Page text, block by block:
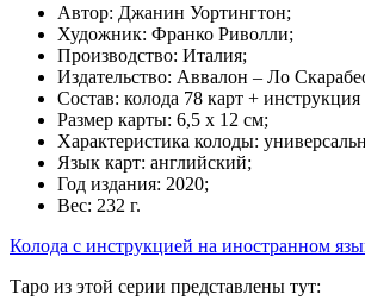
Автор: Джанин Уортингтон;
Художник: Франко Риволли;
Производство: Италия;
Издательство: Аввалон – Ло
Состав: колода 78 карт +
Размер карты: 6,5 х 12 см;
Характеристика колоды:
Язык карт: английский;
Год издания: 2020;
Вес: 232 г.
Колода с инструкцией на иностранном
Таро из этой серии представлены тут: